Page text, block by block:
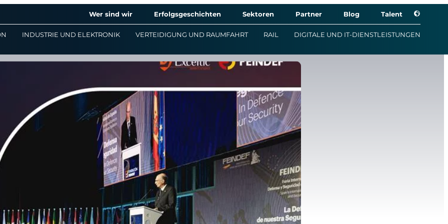
Wer sind wir Erfolgsgeschichten Sektoren Partner Blog Talent
INDUSTRIE UND ELEKTRONIK VERTEIDIGUNG UND RAUMFAHRT RAIL DIGITALE UND IT-DIENSTLEISTUNGEN